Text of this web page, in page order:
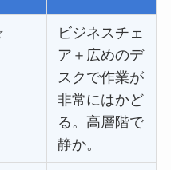
ビジネスチェ
ア＋広めのデ
スクで作業が
非常にはかど
る。高層階で
静か。